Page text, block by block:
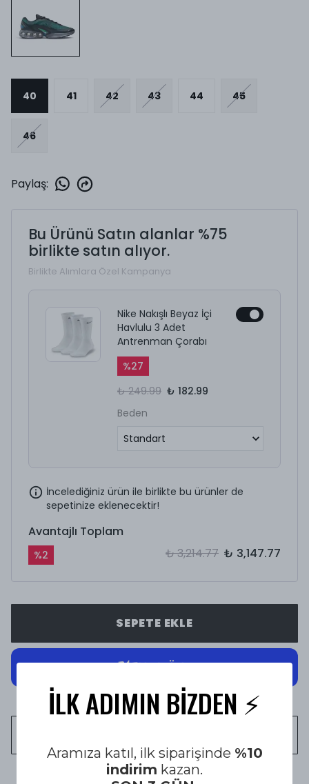
40 41 42 43 44 45
46
Paylaş:
Bu Ürünü Satın alanlar %75
birlikte satın alıyor.
Birlikte Alımlara Özel Kampanya
Nike Nakışlı Beyaz İçi
Havlulu 3 Adet
Antrenman Çorabı
%27
₺ 249.99 ₺ 182.99
Beden
İncelediğiniz ürün ile birlikte bu ürünler de
sepetinize eklenecektir!
Avantajlı Toplam
%2 ₺ 3,214.77 ₺ 3,147.77
SEPETE EKLE
İLK ADIMIN BİZDEN ⚡️
Aramıza katıl, ilk siparişinde %10
indirim kazan.